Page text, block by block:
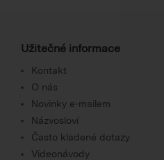
Užitečné informace
Kontakt
O nás
Novinky e-mailem
Názvosloví
Často kladené dotazy
Videonávody